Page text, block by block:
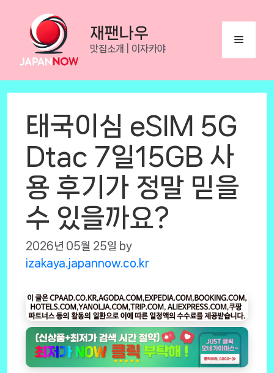
content
재팬나우
맛집소개 | 이자카야
Menu
태국이심 eSIM 5G
Dtac 7일15GB 사
용 후기가 정말 믿을
수 있을까요?
2026년 05월 25일 by
izakaya.japannow.co.kr